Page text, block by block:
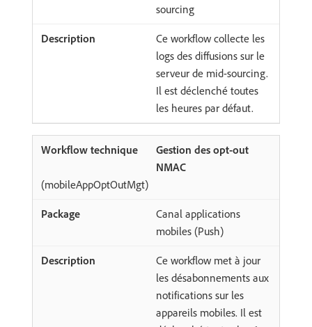
sourcing
Ce workflow collecte les
logs des diffusions sur le
serveur de mid-sourcing.
Il est déclenché toutes
les heures par défaut.
Gestion des opt-out
NMAC
(mobileAppOptOutMgt)
Canal applications
mobiles (Push)
Ce workflow met à jour
les désabonnements aux
notifications sur les
appareils mobiles. Il est